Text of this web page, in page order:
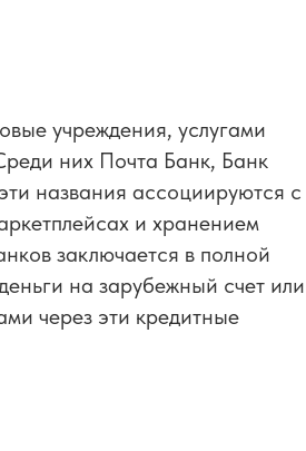
учреждения, услугами
них Почта Банк, Банк
названия ассоциируются с
и хранением
заключается в полной
на зарубежный счет или
через эти кредитные